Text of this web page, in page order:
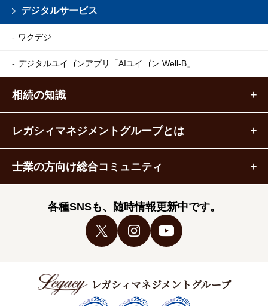
デジタルサービス
ワクデジ
デジタルユイゴンアプリ 「AIユイゴン Well-B」
相続の知識
レガシィマネジメントグループとは
士業の方向け総合コミュニティ
各種SNSも、随時情報更新中です。
レガシィマネジメントグループ